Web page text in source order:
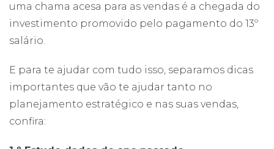
uma chama acesa para as vendas é a chegada do
investimento promovido pelo pagamento do 13º
salário.
E para te ajudar com tudo isso, separamos dicas
importantes que vão te ajudar tanto no
planejamento estratégico e nas suas vendas,
confira: